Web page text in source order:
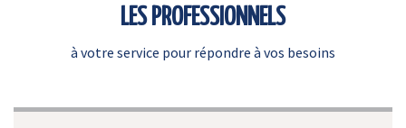
LES PROFESSIONNELS
à votre service pour répondre à vos besoins